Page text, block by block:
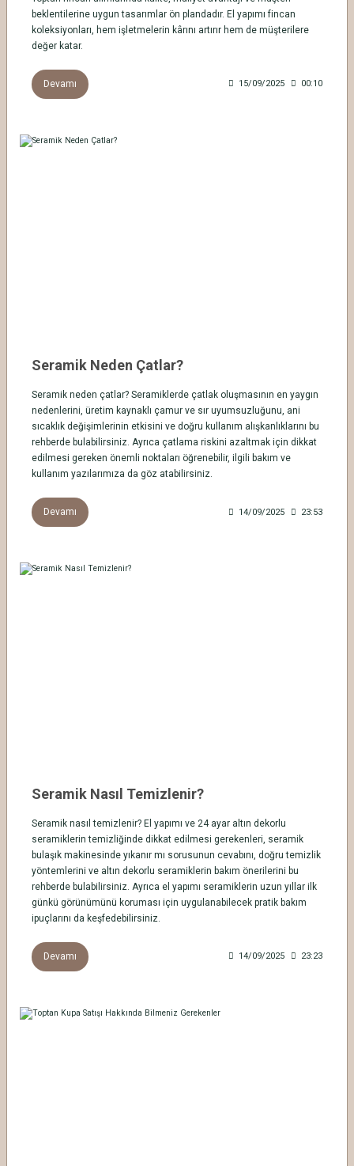
beklentilerine uygun tasarımlar ön plandadır. El yapımı fincan
koleksiyonları, hem işletmelerin kârını artırır hem de müşterilere
değer katar.
Devamı 15/09/2025 00:10
Seramik Neden Çatlar?
Seramik neden çatlar? Seramiklerde çatlak oluşmasının en yaygın
nedenlerini, üretim kaynaklı çamur ve sır uyumsuzluğunu, ani
sıcaklık değişimlerinin etkisini ve doğru kullanım alışkanlıklarını bu
rehberde bulabilirsiniz. Ayrıca çatlama riskini azaltmak için dikkat
edilmesi gereken önemli noktaları öğrenebilir, ilgili bakım ve
kullanım yazılarımıza da göz atabilirsiniz.
Devamı 14/09/2025 23:53
Seramik Nasıl Temizlenir?
Seramik nasıl temizlenir? El yapımı ve 24 ayar altın dekorlu
seramiklerin temizliğinde dikkat edilmesi gerekenleri, seramik
bulaşık makinesinde yıkanır mı sorusunun cevabını, doğru temizlik
yöntemlerini ve altın dekorlu seramiklerin bakım önerilerini bu
rehberde bulabilirsiniz. Ayrıca el yapımı seramiklerin uzun yıllar ilk
günkü görünümünü koruması için uygulanabilecek pratik bakım
ipuçlarını da keşfedebilirsiniz.
Devamı 14/09/2025 23:23